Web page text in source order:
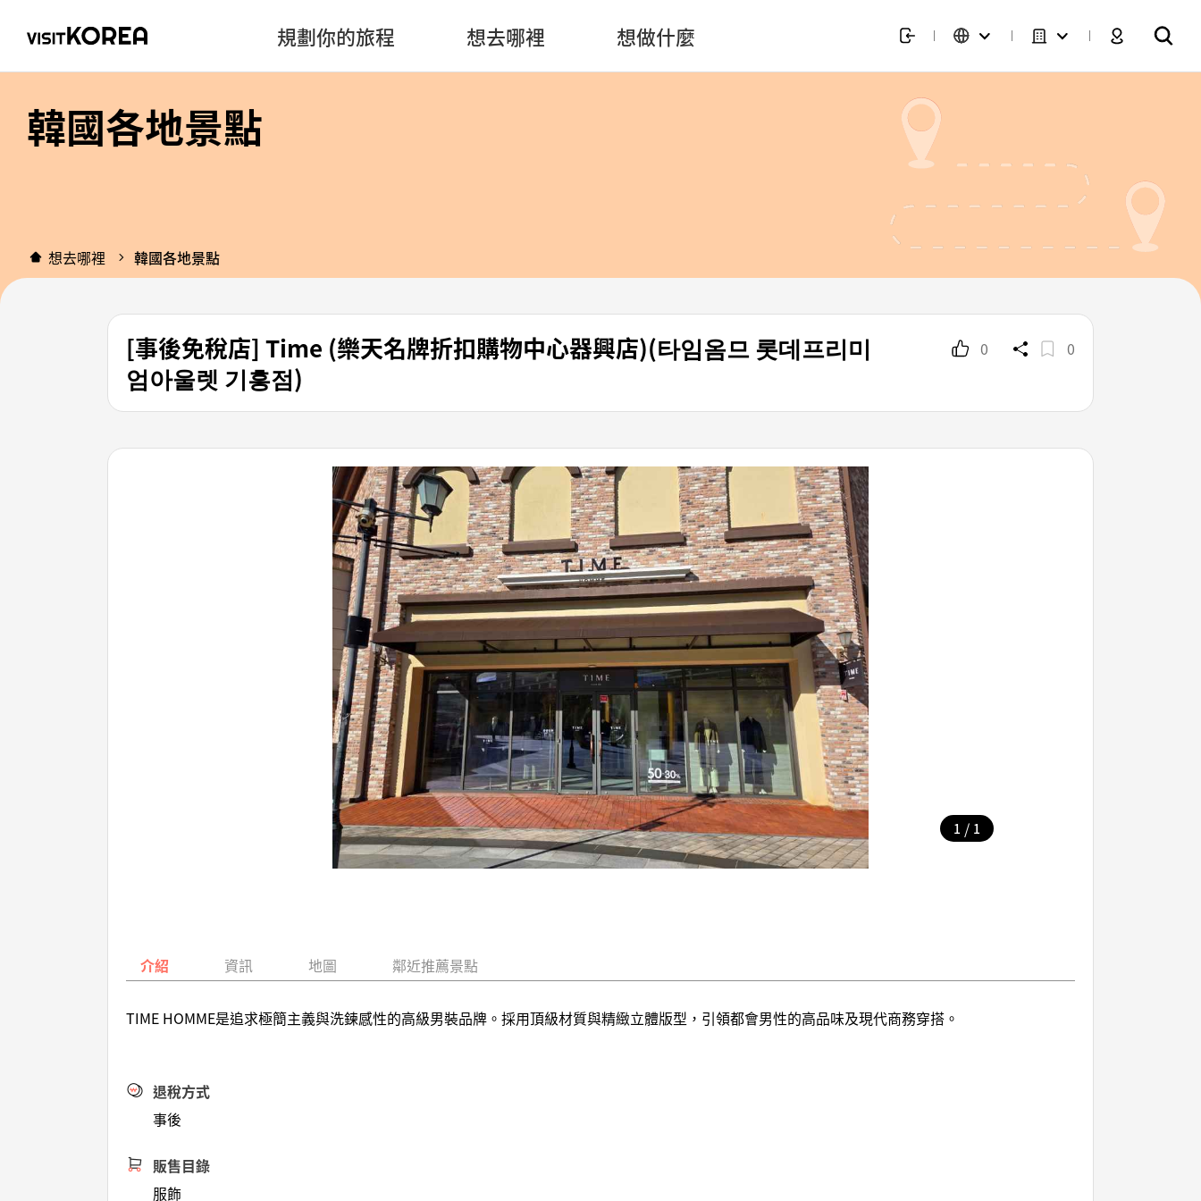
規劃你的旅程 想去哪裡 想做什麼
韓國各地景點
想去哪裡 韓國各地景點
[事後免稅店] Time (樂天名牌折扣購物中心器興店)(타임옴므 롯데프리미
엄아울렛 기흥점)
0 0
1 / 1
介紹 資訊 地圖 鄰近推薦景點
TIME HOMME是追求極簡主義與洗鍊感性的高級男裝品牌。採用頂級材質與精緻立體版型，引領都會男性的高品味及現代商務穿搭。
退稅方式
事後
販售目錄
服飾